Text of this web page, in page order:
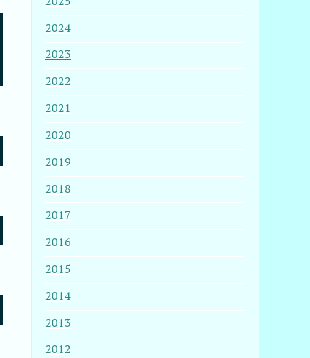
2024
2023
2022
2021
2020
2019
2018
2017
2016
2015
2014
2013
2012